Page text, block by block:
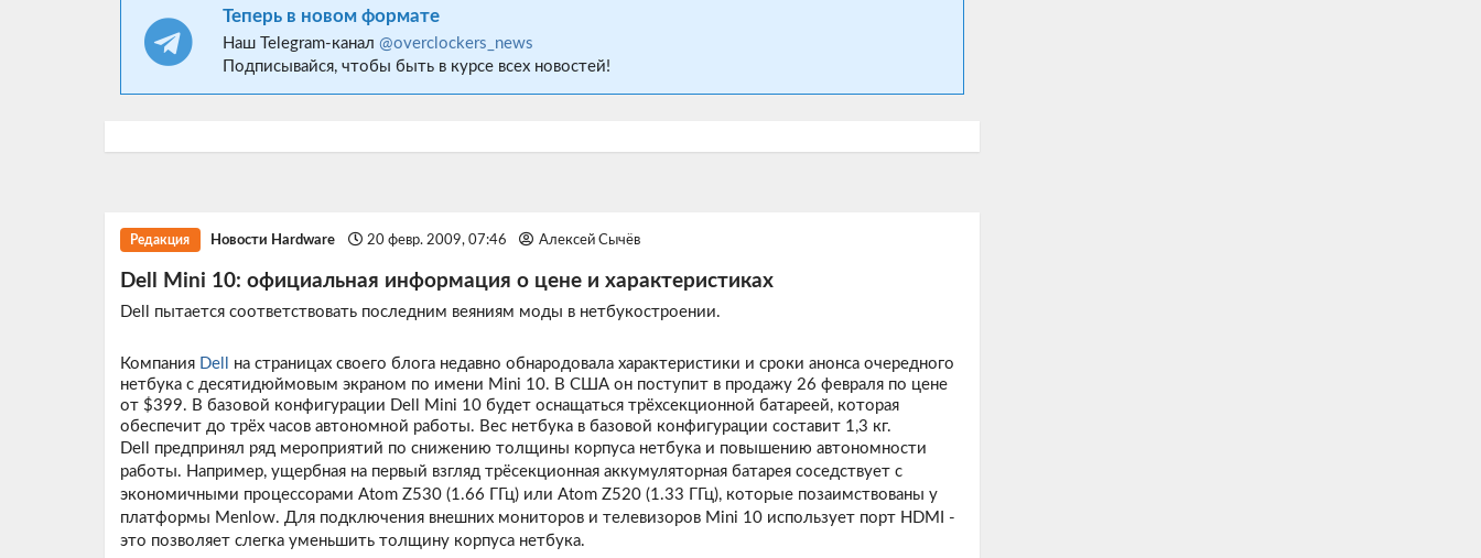
Теперь в новом формате
Наш Telegram-канал @overclockers_news
Подписывайся, чтобы быть в курсе всех новостей!
Редакция Новости Hardware 20 февр. 2009, 07:46 Алексей Сычёв
Dell Mini 10: официальная информация о цене и характеристиках
Dell пытается соответствовать последним веяниям моды в нетбукостроении.
Компания Dell
на страницах своего блога недавно обнародовала характеристики и сроки анонса очередного
нетбука с десятидюймовым экраном по имени Mini 10. В США он поступит в продажу 26 февраля по цене
от $399. В базовой конфигурации Dell Mini 10 будет оснащаться трёхсекционной батареей, которая
обеспечит до трёх часов автономной работы. Вес нетбука в базовой конфигурации составит 1,3 кг.
Dell предпринял ряд мероприятий по снижению толщины корпуса нетбука и повышению автономности
работы. Например, ущербная на первый взгляд трёсекционная аккумуляторная батарея соседствует с
экономичными процессорами Atom Z530 (1.66 ГГц) или Atom Z520 (1.33 ГГц), которые позаимствованы у
платформы Menlow. Для подключения внешних мониторов и телевизоров Mini 10 использует порт HDMI -
это позволяет слегка уменьшить толщину корпуса нетбука.